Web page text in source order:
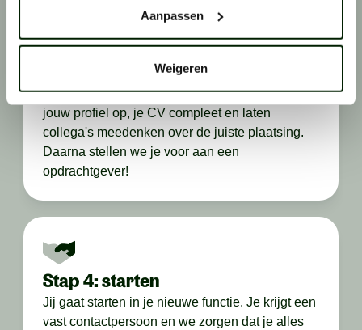
Aanpassen
Weigeren
Stap 3: voorstellen
Na het gesprek gaat het snel. We maken direct
jouw profiel op, je CV compleet en laten
collega's meedenken over de juiste plaatsing.
Daarna stellen we je voor aan een
opdrachtgever!
Stap 4: starten
Jij gaat starten in je nieuwe functie. Je krijgt een
vast contactpersoon en we zorgen dat je alles